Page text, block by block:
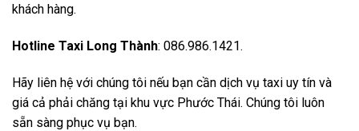
khách hàng.
Hotline Taxi Long Thành: 086.986.1421.
Hãy liên hệ với chúng tôi nếu bạn cần dịch vụ taxi uy tín và
giá cả phải chăng tại khu vực Phước Thái. Chúng tôi luôn
sẵn sàng phục vụ bạn.